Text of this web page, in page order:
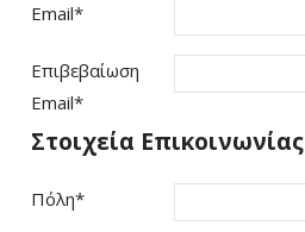
Email*
Επιβεβαίωση
Email*
Στοιχεία Επικοινωνίας
Πόλη*